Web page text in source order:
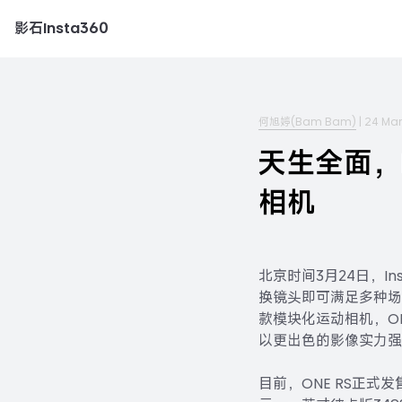
影石Insta360
何旭婷(Bam Bam) 24
天生全面
相机
北京时间3月24日，
换镜头即可满足多种
款模块化运动相机，
以更出色的影像实力强
目前，ONE RS正式